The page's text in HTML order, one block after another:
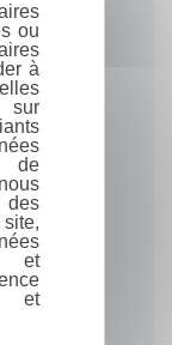
ou
à
sur
de
et
et